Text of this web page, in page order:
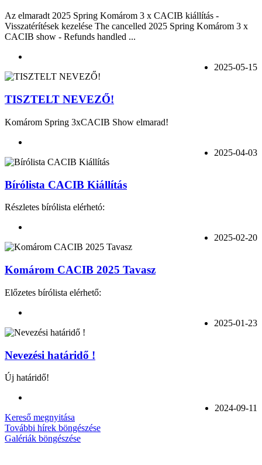
Az elmaradt 2025 Spring Komárom 3 x CACIB kiállítás -
Visszatérítések kezelése The cancelled 2025 Spring Komárom 3 x
CACIB show - Refunds handled ...
2025-05-15
TISZTELT NEVEZŐ!
Komárom Spring 3xCACIB Show elmarad!
2025-04-03
Bírólista CACIB Kiállítás
Részletes bírólista elérhetó:
2025-02-20
Komárom CACIB 2025 Tavasz
Előzetes bírólista elérhető:
2025-01-23
Nevezési határidő !
Új határidő!
2024-09-11
Kereső megnyitása
További hírek böngészése
Galériák böngészése